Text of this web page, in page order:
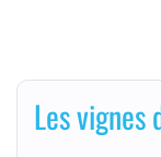
Les vignes